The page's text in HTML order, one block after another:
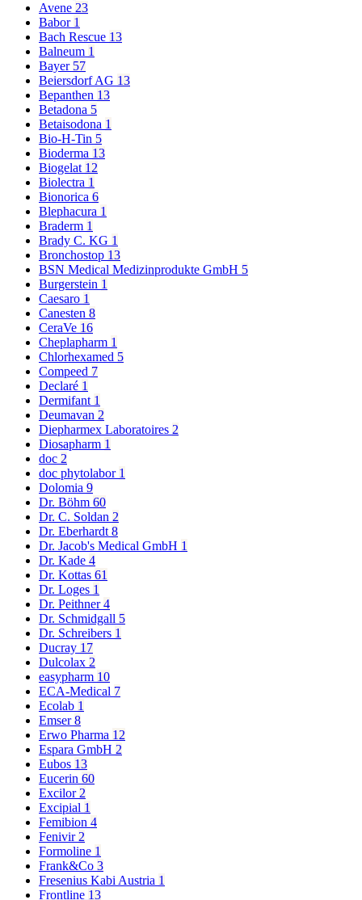
Avene 23
Babor 1
Bach Rescue 13
Balneum 1
Bayer 57
Beiersdorf AG 13
Bepanthen 13
Betadona 5
Betaisodona 1
Bio-H-Tin 5
Bioderma 13
Biogelat 12
Biolectra 1
Bionorica 6
Blephacura 1
Braderm 1
Brady C. KG 1
Bronchostop 13
BSN Medical Medizinprodukte GmbH 5
Burgerstein 1
Caesaro 1
Canesten 8
CeraVe 16
Cheplapharm 1
Chlorhexamed 5
Compeed 7
Declaré 1
Dermifant 1
Deumavan 2
Diepharmex Laboratoires 2
Diosapharm 1
doc 2
doc phytolabor 1
Dolomia 9
Dr. Böhm 60
Dr. C. Soldan 2
Dr. Eberhardt 8
Dr. Jacob's Medical GmbH 1
Dr. Kade 4
Dr. Kottas 61
Dr. Loges 1
Dr. Peithner4
Dr. Schmidgall 5
Dr. Schreibers 1
Ducray 17
Dulcolax 2
easypharm 10
ECA-Medical 7
Ecolab 1
Emser8
Erwo Pharma 12
Espara GmbH 2
Eubos 13
Eucerin 60
Excilor 2
Excipial 1
Femibion 4
Fenivir 2
Formoline 1
Frank&Co 3
Fresenius Kabi Austria 1
Frontline 13